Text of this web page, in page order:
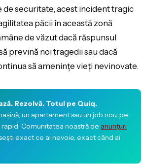
de securitate, acest incident tragic
păcii în această zonă
de văzut dacă răspunsul
prevină noi tragedii sau dacă
să amenințe vieți nevinovate.
Rezolvă. Totul pe Quiq.
un apartament sau un job nou, pe
Comunitatea noastră de anunțuri
exact ce ai nevoie, exact când ai